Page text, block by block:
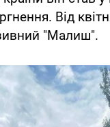
Від
"Малиш".